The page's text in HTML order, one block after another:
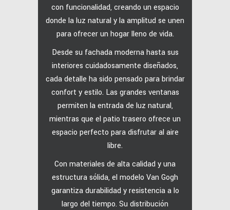
con funcionalidad, creando un espacio
donde la luz natural y la amplitud se unen
para ofrecer un hogar lleno de vida.
Desde su fachada moderna hasta sus
interiores cuidadosamente diseñados,
cada detalle ha sido pensado para brindar
confort y estilo. Las grandes ventanas
permiten la entrada de luz natural,
mientras que el patio trasero ofrece un
espacio perfecto para disfrutar al aire
libre.
Con materiales de alta calidad y una
estructura sólida, el modelo Van Gogh
garantiza durabilidad y resistencia a lo
largo del tiempo. Su distribución